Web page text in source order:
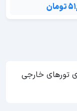
اعتبار برای تورهای خارجی